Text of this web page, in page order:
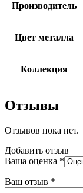
Производитель
Цвет металла
Коллекция
Отзывы
Отзывов пока нет.
Добавить отзыв
Ваша оценка *
Ваш отзыв *